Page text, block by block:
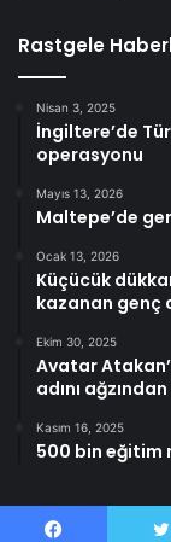
Rastgele
Nisan 3, 2025
İngiltere’de
operasyonu
Mayıs 13, 2026
Maltepe’de
Ocak 13, 2026
Küçücük
kazanan genç
Ekim 30, 2025
Avatar
adını ağzından
Kasım 16, 2025
500 bin eğitim